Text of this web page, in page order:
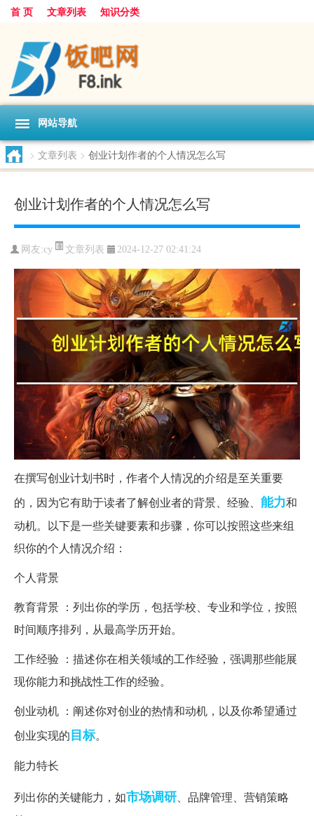
首 页 文章列表 知识分类
网站导航
> 文章列表 > 创业计划作者的个人情况怎么写
创业计划作者的个人情况怎么写
网友:cy 文章列表 2024-12-27 02:41:24
在撰写创业计划书时，作者个人情况的介绍是至关重要
的，因为它有助于读者了解创业者的背景、经验、 能力和
动机。以下是一些关键要素和步骤，你可以按照这些来组
织你的个人情况介绍：
个人背景
教育背景 ：列出你的学历，包括学校、专业和学位，按照
时间顺序排列，从最高学历开始。
工作经验 ：描述你在相关领域的工作经验，强调那些能展
现你能力和挑战性工作的经验。
创业动机 ：阐述你对创业的热情和动机，以及你希望通过
创业实现的目标。
能力特长
列出你的关键能力，如市场调研、品牌管理、营销策略